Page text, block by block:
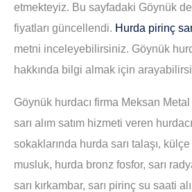
etmekteyiz. Bu sayfadaki Göynük
fiyatları güncellendi. Hurda pirinç
metni inceleyebilirsiniz. Göynük
hakkında bilgi almak için
Göynük hurdacı firma Meksan Metal
sarı alım satım hizmeti veren
sokaklarında hurda sarı talaşı,
musluk, hurda bronz fosfor, sarı
sarı kırkambar, sarı pirinç su saati